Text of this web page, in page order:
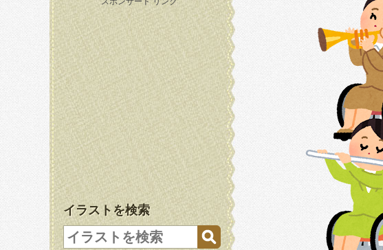
イラストを検索